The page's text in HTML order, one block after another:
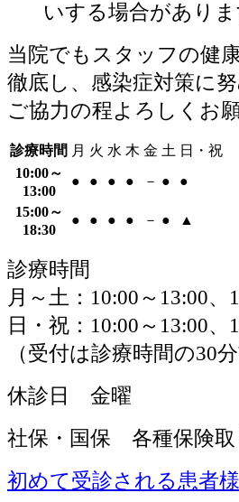
いする場合がありま
当院でもスタッフの健
徹底し、感染症対策に
ご協力の程よろしくお
診療時間 月 火 水 木 金 土 日・祝
10:00～
13:00
● ● ● ● － ●
●
15:00～
18:30
● ● ● ● － ● ▲
診療時間
月～土：10:00～13:00、
日・祝：10:00～13:00、
（受付は診療時間の30
休診 日 金曜
社保・国保 各種保険取
初めて受診される患者